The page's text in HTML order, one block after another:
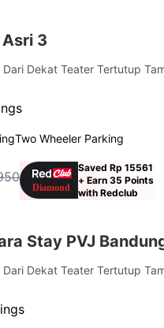
3
Dari Dekat Teater Tertutup
Two Wheeler Parking
Saved Rp 15561
+ Earn 35 Points
with Redclub
Stay PVJ
Dari Dekat Teater Tertutup